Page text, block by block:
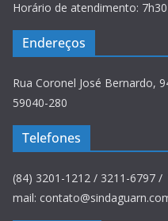
Horário de atendimento:
Endereços
Rua Coronel José Bernardo,
59040-280
Telefones
(84) 3201-1212 / 3211-6797
mail: